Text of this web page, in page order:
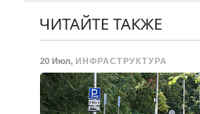
Недорого.
ЧИТАЙТЕ ТАКЖЕ
20 Июл, ИНФРАСТРУКТУРА